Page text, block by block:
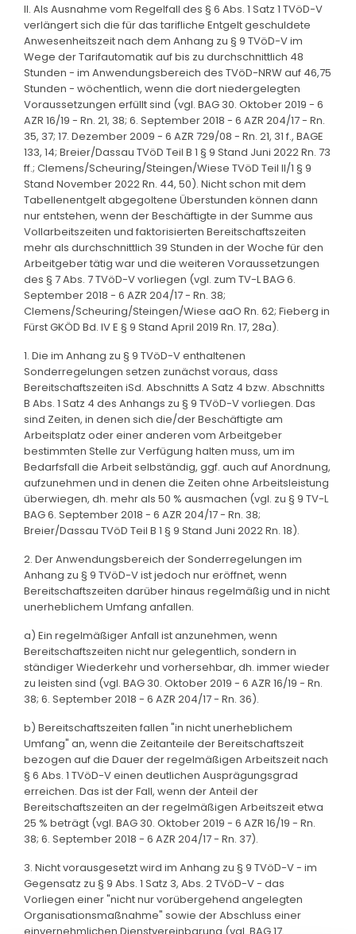
II. Als Ausnahme vom Regelfall des § 6 Abs. 1 Satz 1 TVöD-V
verlängert sich die für das tarifliche Entgelt geschuldete
Anwesenheitszeit nach dem Anhang zu § 9 TVöD-V im
Wege der Tarifautomatik auf bis zu durchschnittlich 48
Stunden - im Anwendungsbereich des TVöD-NRW auf 46,75
Stunden - wöchentlich, wenn die dort niedergelegten
Voraussetzungen erfüllt sind (vgl. BAG 30. Oktober 2019 - 6
AZR 16/19 - Rn. 21, 38; 6. September 2018 - 6 AZR 204/17 - Rn.
35, 37; 17. Dezember 2009 - 6 AZR 729/08 - Rn. 21, 31 f., BAGE
133, 14; Breier/Dassau TVöD Teil B 1 § 9 Stand Juni 2022 Rn. 73
ff.; Clemens/Scheuring/Steingen/Wiese TVöD Teil II/1 § 9
Stand November 2022 Rn. 44, 50). Nicht schon mit dem
Tabellenentgelt abgegoltene Überstunden können dann
nur entstehen, wenn der Beschäftigte in der Summe aus
Vollarbeitszeiten und faktorisierten Bereitschaftszeiten
mehr als durchschnittlich 39 Stunden in der Woche für den
Arbeitgeber tätig war und die weiteren Voraussetzungen
des § 7 Abs. 7 TVöD-V vorliegen (vgl. zum TV-L BAG 6.
September 2018 - 6 AZR 204/17 - Rn. 38;
Clemens/Scheuring/Steingen/Wiese aaO Rn. 62; Fieberg in
Fürst GKÖD Bd. IV E § 9 Stand April 2019 Rn. 17, 28a).
1. Die im Anhang zu § 9 TVöD-V enthaltenen
Sonderregelungen setzen zunächst voraus, dass
Bereitschaftszeiten iSd. Abschnitts A Satz 4 bzw. Abschnitts
B Abs. 1 Satz 4 des Anhangs zu § 9 TVöD-V vorliegen. Das
sind Zeiten, in denen sich die/der Beschäftigte am
Arbeitsplatz oder einer anderen vom Arbeitgeber
bestimmten Stelle zur Verfügung halten muss, um im
Bedarfsfall die Arbeit selbständig, ggf. auch auf Anordnung,
aufzunehmen und in denen die Zeiten ohne Arbeitsleistung
überwiegen, dh. mehr als 50 % ausmachen (vgl. zu § 9 TV-L
BAG 6. September 2018 - 6 AZR 204/17 - Rn. 38;
Breier/Dassau TVöD Teil B 1 § 9 Stand Juni 2022 Rn. 18).
2. Der Anwendungsbereich der Sonderregelungen im
Anhang zu § 9 TVöD-V ist jedoch nur eröffnet, wenn
Bereitschaftszeiten darüber hinaus regelmäßig und in nicht
unerheblichem Umfang anfallen.
a) Ein regelmäßiger Anfall ist anzunehmen, wenn
Bereitschaftszeiten nicht nur gelegentlich, sondern in
ständiger Wiederkehr und vorhersehbar, dh. immer wieder
zu leisten sind (vgl. BAG 30. Oktober 2019 - 6 AZR 16/19 - Rn.
38; 6. September 2018 - 6 AZR 204/17 - Rn. 36).
b) Bereitschaftszeiten fallen "in nicht unerheblichem
Umfang" an, wenn die Zeitanteile der Bereitschaftszeit
bezogen auf die Dauer der regelmäßigen Arbeitszeit nach
§ 6 Abs. 1 TVöD-V einen deutlichen Ausprägungsgrad
erreichen. Das ist der Fall, wenn der Anteil der
Bereitschaftszeiten an der regelmäßigen Arbeitszeit etwa
25 % beträgt (vgl. BAG 30. Oktober 2019 - 6 AZR 16/19 - Rn.
38; 6. September 2018 - 6 AZR 204/17 - Rn. 37).
3. Nicht vorausgesetzt wird im Anhang zu § 9 TVöD-V - im
Gegensatz zu § 9 Abs. 1 Satz 3, Abs. 2 TVöD-V - das
Vorliegen einer "nicht nur vorübergehend angelegten
Organisationsmaßnahme" sowie der Abschluss einer